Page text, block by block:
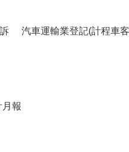
汽車運輸業登記(計程車
報